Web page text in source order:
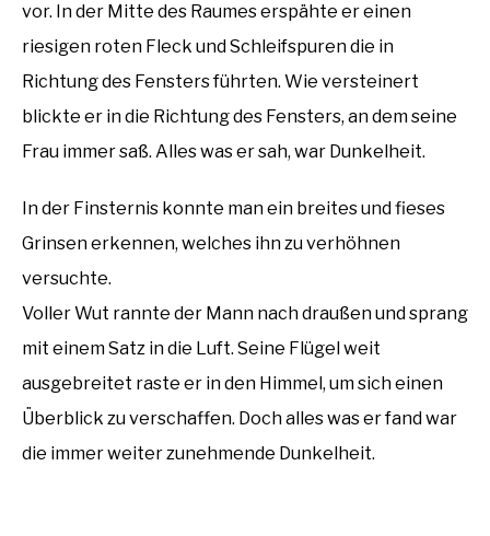
vor. In der Mitte des Raumes erspähte er einen
riesigen roten Fleck und Schleifspuren die in
Richtung des Fensters führten. Wie versteinert
blickte er in die Richtung des Fensters, an dem seine
Frau immer saß. Alles was er sah, war Dunkelheit.
In der Finsternis konnte man ein breites und fieses
Grinsen erkennen, welches ihn zu verhöhnen
versuchte.
Voller Wut rannte der Mann nach draußen und sprang
mit einem Satz in die Luft. Seine Flügel weit
ausgebreitet raste er in den Himmel, um sich einen
Überblick zu verschaffen. Doch alles was er fand war
die immer weiter zunehmende Dunkelheit.